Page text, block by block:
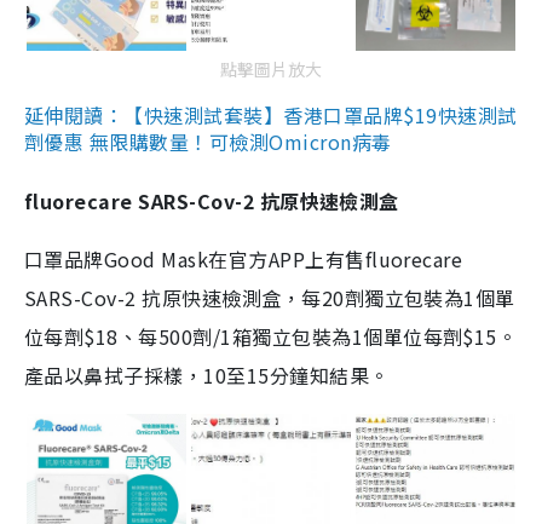
點擊圖片放大
延伸閱讀：【快速測試套裝】香港口罩品牌$19快速測試
劑優惠 無限購數量！可檢測Omicron病毒
fluorecare SARS-Cov-2 抗原快速檢測盒
口罩品牌Good Mask在官方APP上有售fluorecare
SARS-Cov-2 抗原快速檢測盒，每20劑獨立包裝為1個單
位每劑$18、每500劑/1箱獨立包裝為1個單位每劑$15。
產品以鼻拭子採樣，10至15分鐘知結果。